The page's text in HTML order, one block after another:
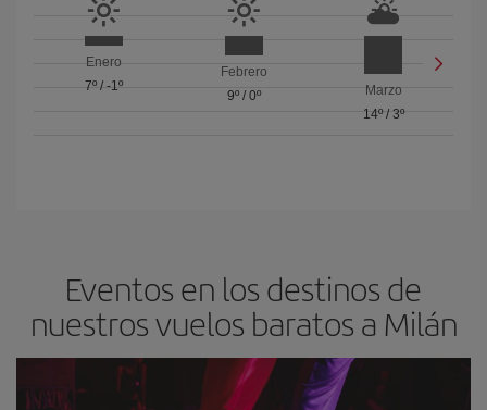
Enero
7º/ -1º
Febrero
9º/ 0º
Marzo
14º/ 3º
Eventos en los destinos de
nuestros vuelos baratos a Milán